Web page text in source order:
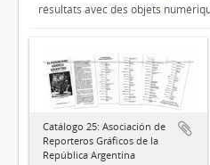
résultats avec des objets
Catálogo 25: Asociación de
Reporteros Gráficos de la
República Argentina